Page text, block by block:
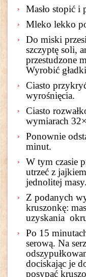
Masło stopić i
Mleko lekko
Do miski
szczyptę soli,
przestudzone
Wyrobić
Ciasto
wyrośnięcia.
Ciasto
wymiarach
Ponownie
minut.
W tym czasie
utrzeć z
jednolitej masy.
Z podanych
kruszonkę:
uzyskania
Po 15
serową. Na
dociskając je
posypać